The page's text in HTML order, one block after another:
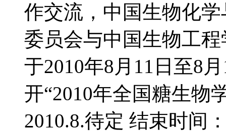
作交流，中国生物化
委员会与中国生物工
于2010年8月11日至8
开“2010年全国糖生物
2010.8.待定 结束时间